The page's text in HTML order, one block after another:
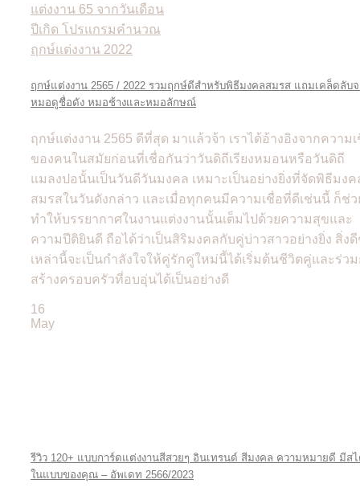
ฤกษ์แต่งงาน 2565 / 2022 รวมฤกษ์ดีสำหรับพิธีมงคลสมรส แถมเคล็ดลับ
หมอดูชื่อดัง หมอช้างและหมอลักษณ์
ฤกษ์แต่งงาน 2565 ดีที่สุด มาแล้วจ้า เราได้อ้างอิงจากความ
ของคนในสมัยก่อนที่เชื่อกันว่าวันดิถีเรียงหมอนหรือวันดิถี
แมลงปอนั้นเป็นวันดีวันมงคล เหมาะเป็นอย่างยิ่งที่จัดพิธีมงค
สมรสในวันดังกล่าว และเมื่อทุกคนมีความเชื่อที่ดีเช่นนี้ ก็ช่ว
ทำให้บรรยากาศในงานแต่งงานนั้นเต็มไปด้วยความสุขและ
ความปีติยินดี ถือได้ว่าเป็นสิริมงคลกับคู่บ่าวสาวอย่างยิ่ง สิ่งดี
เหล่านี้จะเป็นกำลังใจให้คู่รักคู่ใหม่นี้ได้เริ่มต้นชีวิตคู่และร่ว
สร้างครอบครัวที่อบอุ่นได้เป็นอย่างดี
16
May
รีวิว 120+ แบบการ์ดแต่งงานสีสวยๆ อินเทรนด์ สีมงคล ความหมายดี มีส
ในแบบของคุณ – อัพเดท 2566/2023